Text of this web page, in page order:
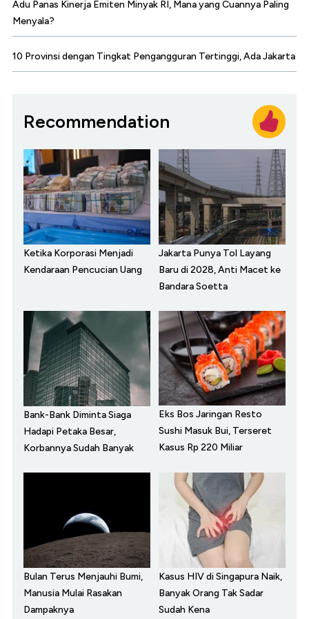
Adu Panas Kinerja Emiten Minyak RI, Mana yang Cuannya Paling
Menyala?
10 Provinsi dengan Tingkat Pengangguran Tertinggi, Ada Jakarta
Recommendation
Ketika Korporasi Menjadi
Kendaraan Pencucian Uang
Jakarta Punya Tol Layang
Baru di 2028, Anti Macet ke
Bandara Soetta
Bank-Bank Diminta Siaga
Hadapi Petaka Besar,
Korbannya Sudah Banyak
Eks Bos Jaringan Resto
Sushi Masuk Bui, Terseret
Kasus Rp 220 Miliar
Bulan Terus Menjauhi Bumi,
Manusia Mulai Rasakan
Dampaknya
Kasus HIV di Singapura Naik,
Banyak Orang Tak Sadar
Sudah Kena